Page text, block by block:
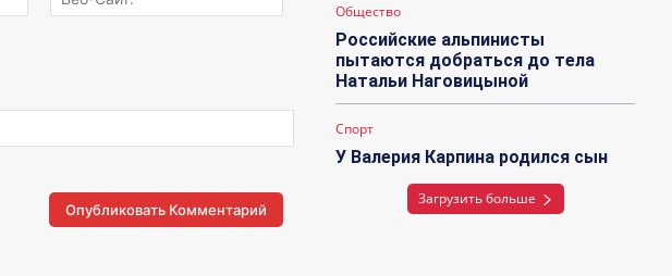
почта:*
Общество
Российские альпинисты
пытаются добраться до тела
Натальи Наговицыной
Спорт
У Валерия Карпина родился сын
Загрузить больше